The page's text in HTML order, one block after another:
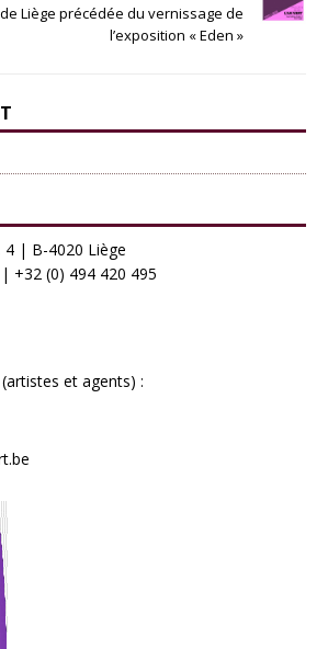
Liège précédée du vernissage de
l’exposition « Eden »
4 | B-4020 Liège
| +32 (0) 494 420 495
(artistes et agents) :